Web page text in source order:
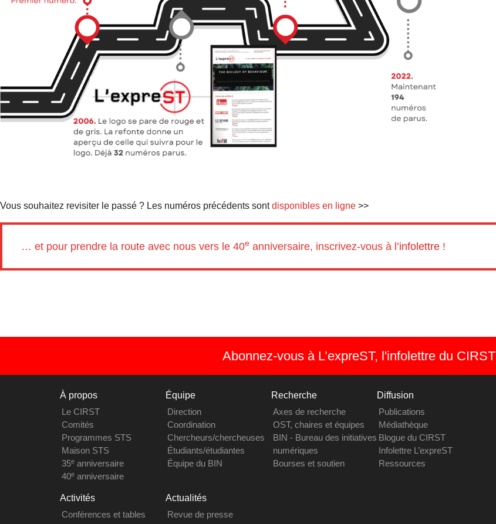
Vous souhaitez revisiter le passé ? Les numéros précédents sontdisponibles en ligne >>
… et pour prendre la route avec nous vers le 40e anniversaire, inscrivez-vous à l’infolettre !
Abonnez-vous à L’expreST, l'infolettre du CIRST
À propos
Le CIRST
Comités
Programmes STS
Maison STS
35eanniversaire
40eanniversaire
Équipe
Direction
Coordination
Chercheurs/chercheuses
Étudiants/étudiantes
Équipe du BIN
Recherche
Axes de recherche
OST, chaires et équipes
BIN - Bureau des initiatives
numériques
Bourses et soutien
Diffusion
Publications
Médiathèque
Blogue du CIRST
Infolettre L’expreST
Ressources
Activités
Conférences et tables
Actualités
Revue de presse